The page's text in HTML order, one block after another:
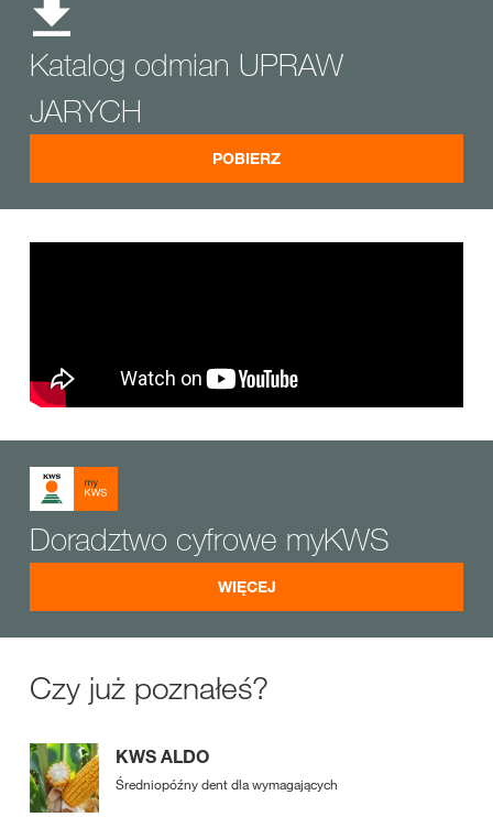
Katalog odmian UPRAW
JARYCH
POBIERZ
Doradztwo cyfrowe myKWS
WIĘCEJ
Czy już poznałeś?
KWS ALDO
Średniopóźny dent dla wymagających